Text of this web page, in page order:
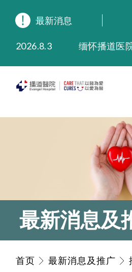
最新消息
2026.8.3
2025.9.23
2025.7.21
最新消息及
首页 最新消息及推广